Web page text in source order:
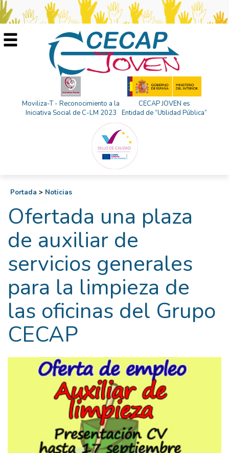
Moviliza-T - Reconocimiento a la
Iniciativa Social de C-LM 2023
CECAP JOVEN es
Entidad de “Utilidad Pública”
Portada > Noticias
Ofertada una plaza
de auxiliar de
servicios generales
para la limpieza de
las oficinas del Grupo
CECAP